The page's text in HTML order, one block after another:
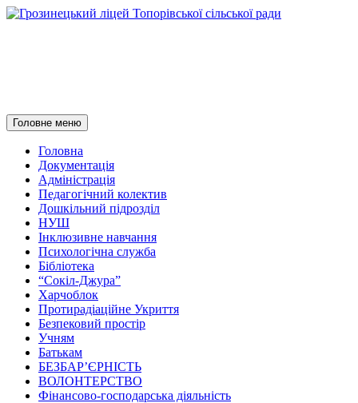
Пошук
Головне меню Перейти
до
Головна
Документація
Адміністрація
Педагогічний колектив
Дошкільний підрозділ
НУШ
Інклюзивне навчання
Психологічна служба
Бібліотека
“Сокіл-Джура”
Харчоблок
Протирадіаційне Укриття
Безпековий простір
Учням
Батькам
БЕЗБАР’ЄРНІСТЬ
ВОЛОНТЕРСТВО
Фінансово-господарська діяльність